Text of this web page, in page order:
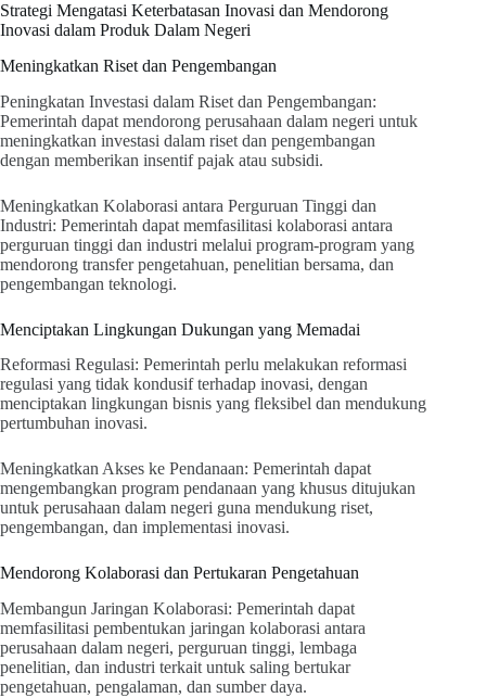
Strategi Mengatasi Keterbatasan Inovasi dan Mendorong
Inovasi dalam Produk Dalam Negeri
Meningkatkan Riset dan Pengembangan
Peningkatan Investasi dalam Riset dan Pengembangan:
Pemerintah dapat mendorong perusahaan dalam negeri untuk
meningkatkan investasi dalam riset dan pengembangan
dengan memberikan insentif pajak atau subsidi.
Meningkatkan Kolaborasi antara Perguruan Tinggi dan
Industri: Pemerintah dapat memfasilitasi kolaborasi antara
perguruan tinggi dan industri melalui program-program yang
mendorong transfer pengetahuan, penelitian bersama, dan
pengembangan teknologi.
Menciptakan Lingkungan Dukungan yang Memadai
Reformasi Regulasi: Pemerintah perlu melakukan reformasi
regulasi yang tidak kondusif terhadap inovasi, dengan
menciptakan lingkungan bisnis yang fleksibel dan mendukung
pertumbuhan inovasi.
Meningkatkan Akses ke Pendanaan: Pemerintah dapat
mengembangkan program pendanaan yang khusus ditujukan
untuk perusahaan dalam negeri guna mendukung riset,
pengembangan, dan implementasi inovasi.
Mendorong Kolaborasi dan Pertukaran Pengetahuan
Membangun Jaringan Kolaborasi: Pemerintah dapat
memfasilitasi pembentukan jaringan kolaborasi antara
perusahaan dalam negeri, perguruan tinggi, lembaga
penelitian, dan industri terkait untuk saling bertukar
pengetahuan, pengalaman, dan sumber daya.